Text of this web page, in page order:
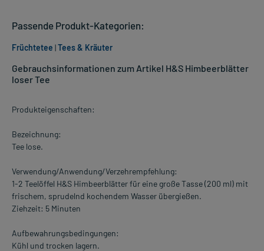
Gebrauchsinformationen zum Artikel H&S Himbeerblätter
loser Tee
Produkteigenschaften:
Bezeichnung:
Tee lose.
Verwendung/Anwendung/Verzehrempfehlung:
1-2 Teelöffel H&S Himbeerblätter für eine große Tasse (200 ml) mit
frischem, sprudelnd kochendem Wasser übergießen.
Ziehzeit: 5 Minuten
Aufbewahrungsbedingungen:
Kühl und trocken lagern.
Passende Produkt-Kategorien:
Früchtetee |Tees & Kräuter